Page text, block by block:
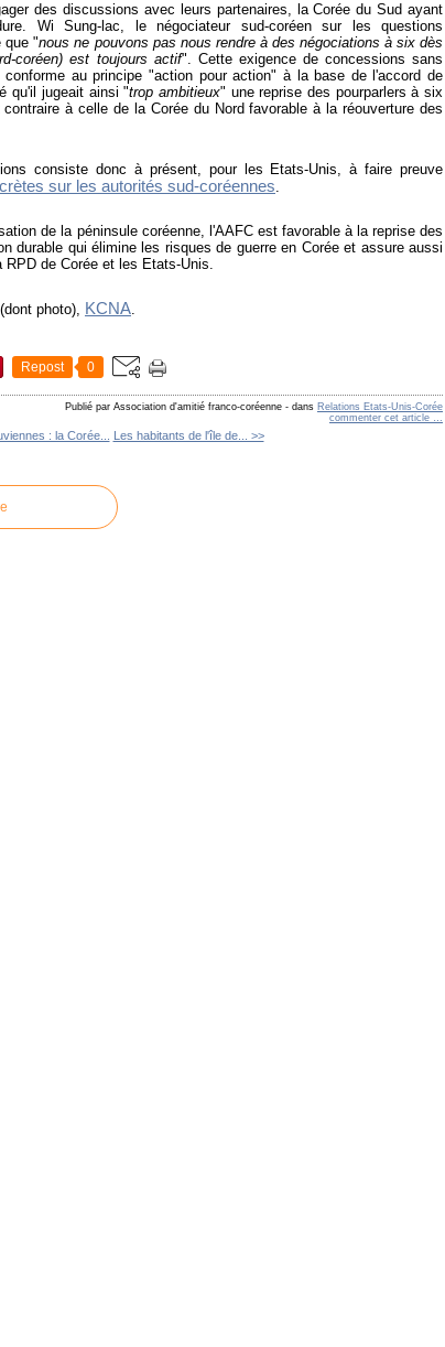
des discussions avec leurs partenaires, la Corée du Sud ayant
Wi Sung-lac, le négociateur sud-coréen sur les questions
que "nous ne pouvons pas nous rendre à des négociations à six dès
coréen) est toujours actif". Cette exigence de concessions sans
au principe "action pour action" à la base de l'accord de
qu'il jugeait ainsi "trop ambitieux" une reprise des pourparlers à six
à celle de la Corée du Nord favorable à la réouverture des
consiste donc à présent, pour les Etats-Unis, à faire preuve
sur les autorités sud-coréennes.
de la péninsule coréenne, l'AAFC est favorable à la reprise des
durable qui élimine les risques de guerre en Corée et assure aussi
de Corée et les Etats-Unis.
photo), KCNA.
Repost 0
Publié par Association d'amitié franco-coréenne - dans Relations Etats-Unis-Corée
commenter cet article …
: la Corée... Les habitants de l'île de... >>